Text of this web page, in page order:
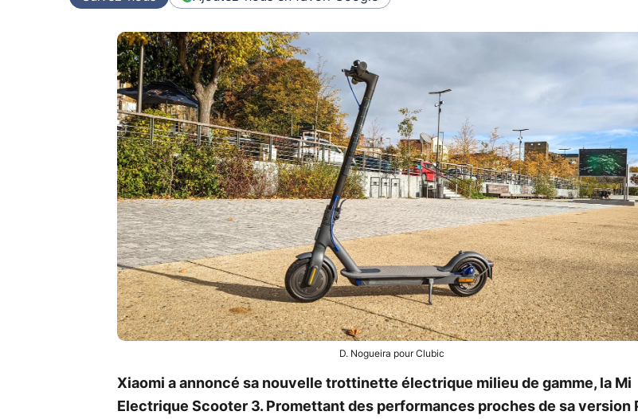
D. Nogueira pour Clubic
Xiaomi a annoncé sa nouvelle trottinette électrique milieu de gamme, la Mi
Electrique Scooter 3. Promettant des performances proches de sa version